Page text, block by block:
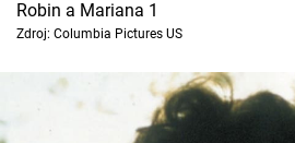
Cool Esport
Pořady
TV Program
Robin a Mariana 1
Zdroj: Columbia Pictures US